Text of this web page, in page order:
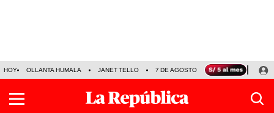
HOY OLLANTA HUMALA JANET TELLO 7 DE AGOSTO TINKA RESULTADOS